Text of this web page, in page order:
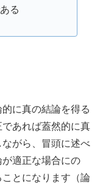
る
に真の結論を得る
あれば蓋然的に真
がら、冒頭に述べ
適正な場合にの
とになります（論